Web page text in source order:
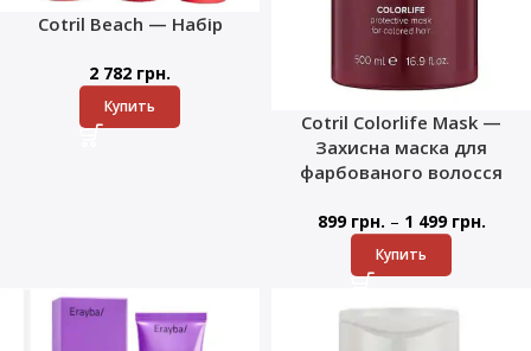
Cotril Beach — Набір
2 782 грн.
Купить
Cotril Colorlife Mask —
Захисна маска для
фарбованого волосся
899 грн. – 1 499 грн.
Купить